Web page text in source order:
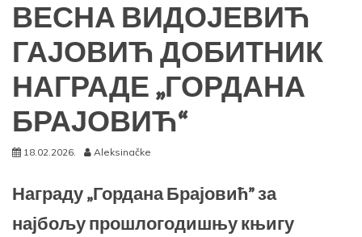
ВЕСНА ВИДОЈЕВИЋ
ГАЈОВИЋ ДОБИТНИК
НАГРАДЕ „ГОРДАНА
БРАЈОВИЋ“
18.02.2026. Aleksinačke
Награду „Гордана Брајовић” за
најбољу прошлогодишњу књигу